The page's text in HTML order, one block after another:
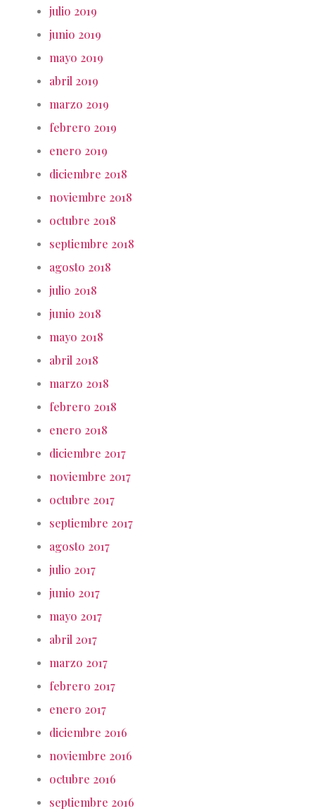
julio 2019
junio 2019
mayo 2019
abril 2019
marzo 2019
febrero 2019
enero 2019
diciembre 2018
noviembre 2018
octubre 2018
septiembre 2018
agosto 2018
julio 2018
junio 2018
mayo 2018
abril 2018
marzo 2018
febrero 2018
enero 2018
diciembre 2017
noviembre 2017
octubre 2017
septiembre 2017
agosto 2017
julio 2017
junio 2017
mayo 2017
abril 2017
marzo 2017
febrero 2017
enero 2017
diciembre 2016
noviembre 2016
octubre 2016
septiembre 2016